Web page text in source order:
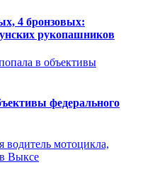
4 бронзовых:
рукопашников
федерального